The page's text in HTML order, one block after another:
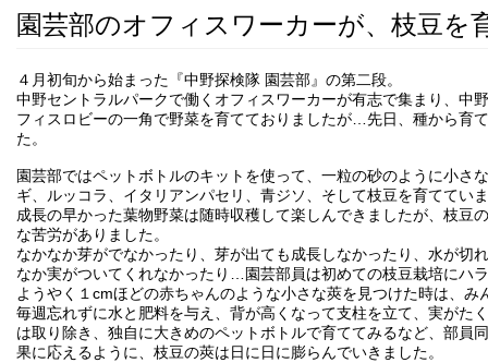
園芸部のオフィスワーカーが、枝豆を
４月初旬から始まった『中野探検隊 園芸部』の第二段。
中野セントラルパークで働くオフィスワーカーが有志で集まり、中
フィスロビーの一角で野菜を育てておりましたが…先日、種から育
た。
園芸部ではペットボトルのキットを使って、一粒の砂のように小さ
ギ、ルッコラ、イタリアンパセリ、青ジソ、そして枝豆を育ててい
成長の早かった葉物野菜は随時収穫して楽しんできましたが、枝豆
な苦労がありました。
なかなか芽がでなかったり、芽が出ても成長しなかったり、水が切
なか実がついてくれなかったり…園芸部員は初めての枝豆栽培にハ
ようやく１cmほどの赤ちゃんのような小さな莢を見つけた時は、み
毎週忘れずに水と肥料を与え、背が高くなって支柱を立て、実がた
は取り除き、独自に大きめのペットボトルで育ててみるなど、部員
果に応えるように、枝豆の莢は日に日に膨らんでいきました。